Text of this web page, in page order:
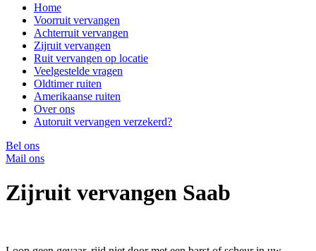
Home
Voorruit vervangen
Achterruit vervangen
Zijruit vervangen
Ruit vervangen op locatie
Veelgestelde vragen
Oldtimer ruiten
Amerikaanse ruiten
Over ons
Autoruit vervangen verzekerd?
Bel ons
Mail ons
Zijruit vervangen Saab